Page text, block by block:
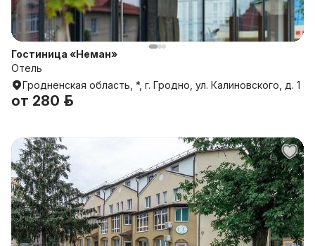
Гостиница «Неман»
Отель
Гродненская область, *, г. Гродно, ул. Калиновского, д. 1
от 280 р.